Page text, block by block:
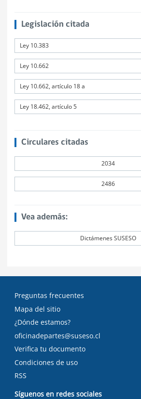
Legislación citada
Ley 10.383
Ley 10.662
Ley 10.662, artículo 18 a
Ley 18.462, artículo 5
Circulares citadas
2034
2486
Vea además:
Dictámenes SUSESO
Preguntas frecuentes
Mapa del sitio
¿Dónde estamos?
oficinadepartes@suseso.cl
Verifica tu documento
Condiciones de uso
RSS
Síguenos en redes sociales